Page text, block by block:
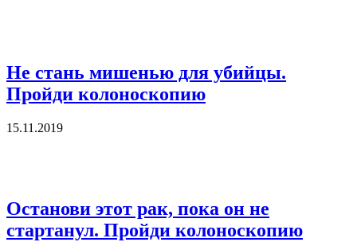
Не стань мишенью для убийцы.
Пройди колоноскопию
15.11.2019
Останови этот рак, пока он не
стартанул. Пройди колоноскопию